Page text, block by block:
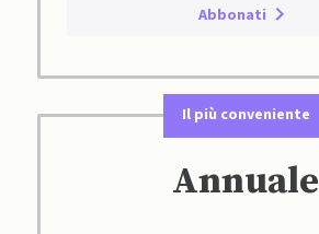
Abbonati
Il più conveniente
Annuale